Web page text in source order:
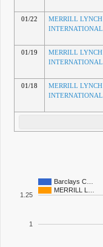
01/22
MERRILL LYNCH
INTERNATIONAL
01/19
MERRILL LYNCH
INTERNATIONAL
01/18
MERRILL LYNCH
INTERNATIONAL
Barclays C…
MERRILL L…
1
1.25